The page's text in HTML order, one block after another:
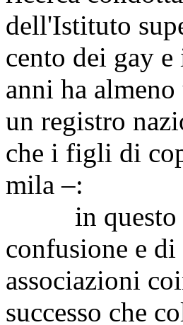
dell'Istituto
cento dei gay
anni ha
un registro
che i figli di
mila –:
in questo
confusione e
associazioni
successo che